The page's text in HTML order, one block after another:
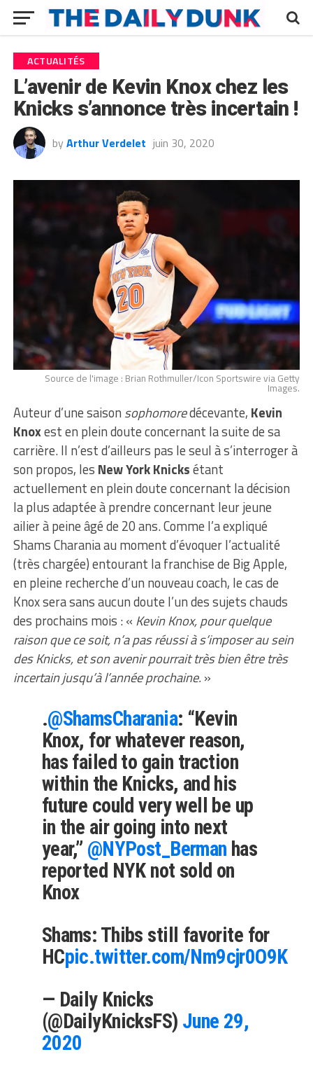
ACTUALITÉS
L’avenir de Kevin Knox chez les
Knicks s’annonce très incertain !
by Arthur Verdelet juin 30, 2020
Source de l'image : Brian Rothmuller/Icon Sportswire via Getty
Images.
Auteur d’une saison sophomoredécevante, Kevin
Knoxest en plein doute concernant la suite de sa
carrière. Il n’est d’ailleurs pas le seul à s’interroger à
son propos, les New York Knicksétant
actuellement en plein doute concernant la décision
la plus adaptée à prendre concernant leur jeune
ailier à peine âgé de 20 ans. Comme l’a expliqué
Shams Charania au moment d’évoquer l’actualité
(très chargée) entourant la franchise de Big Apple,
en pleine recherche d’un nouveau coach, le cas de
Knox sera sans aucun doute l’un des sujets chauds
des prochains mois : « Kevin Knox, pour quelque
raison que ce soit, n’a pas réussi à s’imposer au sein
des Knicks, et son avenir pourrait très bien être très
incertain jusqu’à l’année prochaine. »
.@ShamsCharania: “Kevin
Knox, for whatever reason,
has failed to gain traction
within the Knicks, and his
future could very well be up
in the air going into next
year,” @NYPost_Berman has
reported NYK not sold on
Knox
Shams: Thibs still favorite for
HCpic.twitter.com/Nm9cjr0O9K
— Daily Knicks
(@DailyKnicksFS) June 29,
2020